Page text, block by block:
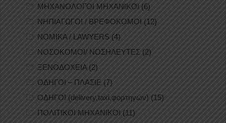
ΜΗΧΑΝΟΛΟΓΟΙ ΜΗΧΑΝΙΚΟΙ (6)
ΝΗΠΙΑΓΩΓΟΙ / ΒΡΕΦΟΚΟΜΟΙ (12)
ΝΟΜΙΚΑ / LAWYERS (4)
ΝΟΣΟΚΟΜΟΙ/ ΝΟΣΗΛΕΥΤΕΣ (2)
ΞΕΝΟΔΟΧΕΙΑ(2)
ΟΔΗΓΟΙ – ΠΛΑΣΙΕ (7)
ΟΔΗΓΟΙ (delivery,taxi,φορτηγών) (15)
ΠΟΛΙΤΙΚΟΙ ΜΗΧΑΝΙΚΟΙ (11)